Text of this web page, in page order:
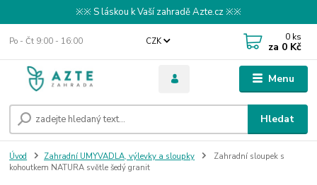
※※ S láskou k Vaší zahradě Azte.cz ※※
Menu
CZK
Hledat
Po - Čt 9:00 - 16:00 0 ks
za 0 Kč
Úvod Zahradní UMYVADLA, výlevky a sloupky
Zahradní sloupek s
kohoutkem NATURA světle šedý granit